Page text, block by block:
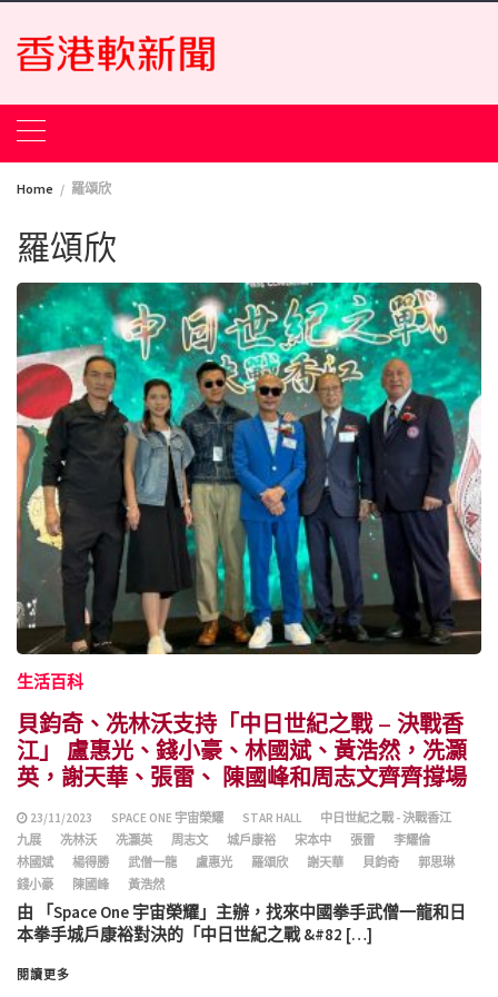
Skip
content
Home 羅頌欣
羅頌欣
生活百科
貝鈞奇、冼林沃支持「中日世紀之戰 – 決戰香
江」 盧惠光、錢小豪、林國斌、黃浩然，冼灝
英，謝天華、張雷、 陳國峰和周志文齊齊撐場
23/11/2023 SPACE ONE 宇宙榮耀 STAR HALL
中日世紀之戰 - 決戰香江
九展
冼林沃 冼灝英 周志文 城戶康裕 宋本中 張雷
李耀倫
林國斌
楊得勝 武僧一龍 盧惠光 羅頌欣 謝天華 貝鈞奇
郭思琳
錢小豪
陳國峰 黃浩然
由 「Space One 宇宙榮耀」主辦，找來中國拳手武僧一龍和日
本拳手城戶康裕對決的「中日世紀之戰 &#82 […]
閱讀更多